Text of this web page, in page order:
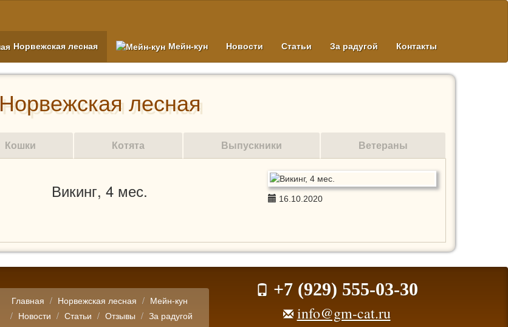
Норвежская лесная Мейн-кун Новости Статьи За радугой Контакты
Норвежская лесная
Кошки Котята Выпускники Ветераны
Викинг, 4 мес.
16.10.2020
+7 (929) 555-03-30
info@gm-cat.ru
Главная Норвежская лесная
Мейн-кун
Новости
Статьи Отзывы За радугой